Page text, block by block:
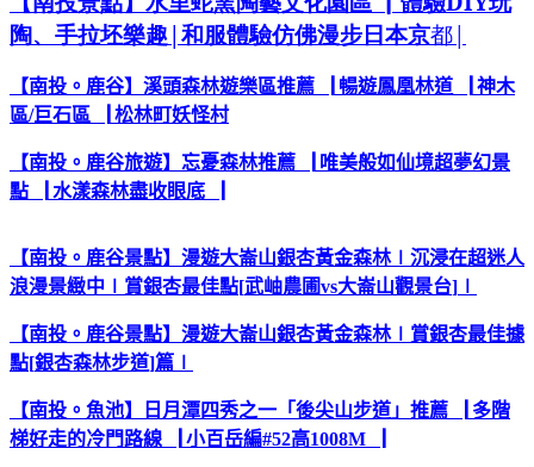
陶、手拉坯樂趣|和服體驗仿佛漫步日本京都|
【南投。鹿谷】溪頭森林遊樂區推薦 暢遊鳳凰林道
神木
區/巨石區 松林町妖怪村
【南投。鹿谷旅遊】忘憂森林推薦 唯美般如仙境超夢幻景
點
水漾森林盡收眼底
【南投。鹿谷景點】漫遊大崙山銀杏黃金森林∣ 沉浸在超迷人
浪漫景緻中
賞銀杏最佳點[武岫農圃vs大崙山觀景台]
【南投。鹿谷景點】漫遊大崙山銀杏黃金森林∣ 賞銀杏最佳據
點[銀杏森林步道]篇
【南投。魚池】日月潭四秀之一「後尖山步道」推薦
多階
梯好走的冷門路線
小百岳編#52高1008M